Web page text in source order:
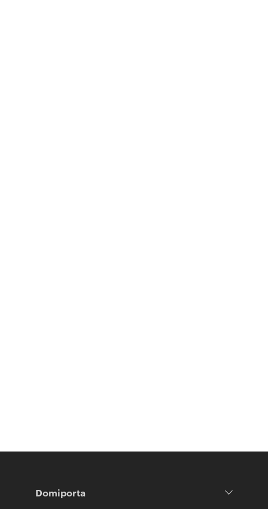
Domiporta